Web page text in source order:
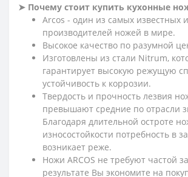
➤ Почему стоит купить кухонные
Arcos - один из самых известных
производителей ножей в мире.
Высокое качество по разумной
Изготовлены из стали Nitrum,
гарантирует высокую режущую
устойчивость к коррозии.
Твердость и прочность лезвия
превышают средние по отрасли
Благодаря длительной остроте
износостойкости потребность в
возникает реже.
Ножи ARCOS не требуют частой
результате Вы экономите на